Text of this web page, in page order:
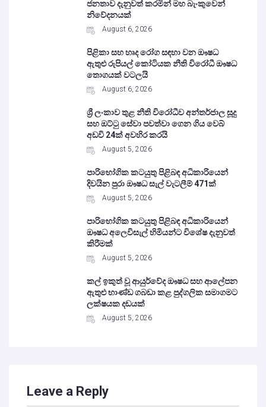
ජනතාව දැනුවත් කරමින් මහ බැංකුවෙන්
නිවේදනයක්
August 6, 2026
පිළිකා සහ හෘද රෝග සඳහා වන ඖෂධ
ඇතුළු රුපියල් කෝටියක නීති විරෝධී ඖෂධ
තොගයක් වටලයි
August 6, 2026
ශ්‍රී ලංකාව තුළ නීති විරෝධීව අන්තර්ජාල සූදු
සහ ඔට්ටු සේවා පවත්වා ගෙන ගිය වෙබ්
අඩවි 24ක් අවහිර කරයි
August 5, 2026
පාරිභෝගික කටයුතු පිළිබඳ අධිකාරියෙන්
දිවයින පුරා ඖෂධ සැල් වැටලීම් 471ක්
August 5, 2026
පාරිභෝගික කටයුතු පිළිබඳ අධිකාරියෙන්
ඖෂධ අලෙවිසැල් හිමියන්ට විශේෂ දැනුවත්
කිරීමක්
August 5, 2026
කල් ඉකුත් වූ ආයුර්වේද ඖෂධ සහ ආලේපන
ඇතුළු භාණ්ඩ ගබඩා කළ පුද්ගලික සමාගමට
ලක්ෂයක දඩයක්
August 5, 2026
Leave a Reply